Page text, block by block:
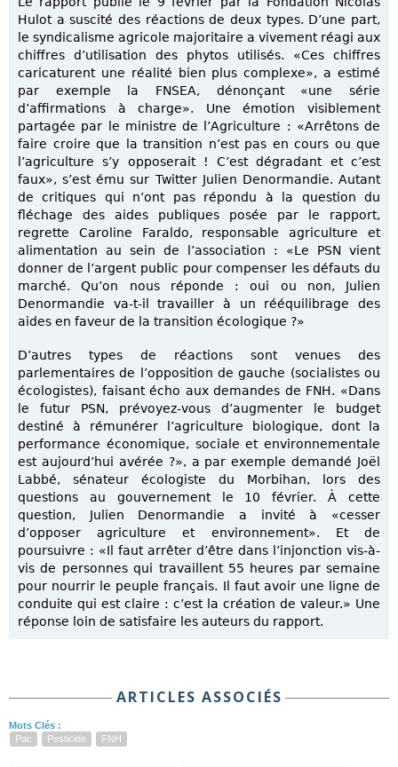
Hulot a suscité des réactions de deux types. D’une part,
le syndicalisme agricole majoritaire a vivement réagi aux
chiffres d’utilisation des phytos utilisés. «Ces chiffres
caricaturent une réalité bien plus complexe», a estimé
par exemple la FNSEA, dénonçant «une série
d’affirmations à charge». Une émotion visiblement
partagée par le ministre de l’Agriculture : «Arrêtons de
faire croire que la transition n’est pas en cours ou que
l’agriculture s’y opposerait ! C’est dégradant et c’est
faux», s’est ému sur Twitter Julien Denormandie. Autant
de critiques qui n’ont pas répondu à la question du
fléchage des aides publiques posée par le rapport,
regrette Caroline Faraldo, responsable agriculture et
alimentation au sein de l’association : «Le PSN vient
donner de l’argent public pour compenser les défauts du
marché. Qu’on nous réponde : oui ou non, Julien
Denormandie va-t-il travailler à un rééquilibrage des
aides en faveur de la transition écologique ?»
D’autres types de réactions sont venues des
parlementaires de l’opposition de gauche (socialistes ou
écologistes), faisant écho aux demandes de FNH. «Dans
le futur PSN, prévoyez-vous d’augmenter le budget
destiné à rémunérer l’agriculture biologique, dont la
performance économique, sociale et environnementale
est aujourd’hui avérée ?», a par exemple demandé Joël
Labbé, sénateur écologiste du Morbihan, lors des
questions au gouvernement le 10 février. À cette
question, Julien Denormandie a invité à «cesser
d’opposer agriculture et environnement». Et de
poursuivre : «Il faut arrêter d’être dans l’injonction vis-à-
vis de personnes qui travaillent 55 heures par semaine
pour nourrir le peuple français. Il faut avoir une ligne de
conduite qui est claire : c’est la création de valeur.» Une
réponse loin de satisfaire les auteurs du rapport.
ARTICLES ASSOCIÉS
Mots Clés :
Pac
Pesticide FNH